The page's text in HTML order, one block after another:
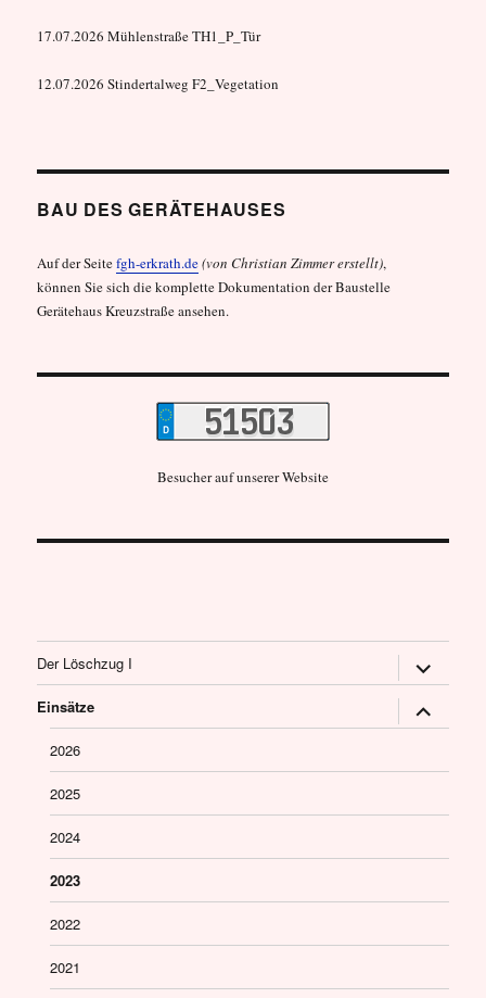
17.07.2026 Mühlenstraße TH1_P_Tür
12.07.2026 Stindertalweg F2_Vegetation
BAU DES GERÄTEHAUSES
Auf der Seitefgh-erkrath.de(von Christian Zimmer erstellt),
können Sie sich die komplette Dokumentation der Baustelle
Gerätehaus Kreuzstraße ansehen.
Besucher auf unserer Website
Der Löschzug I
öffnen
Einsätze
öffnen
2026
2025
2024
2023
2022
2021